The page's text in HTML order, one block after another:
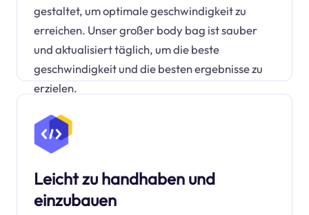
gestaltet, um optimale geschwindigkeit zu
erreichen. Unser großer body bag ist sauber
und aktualisiert täglich, um die beste
geschwindigkeit und die besten ergebnisse zu
erzielen.
Leicht zu handhaben und
einzubauen